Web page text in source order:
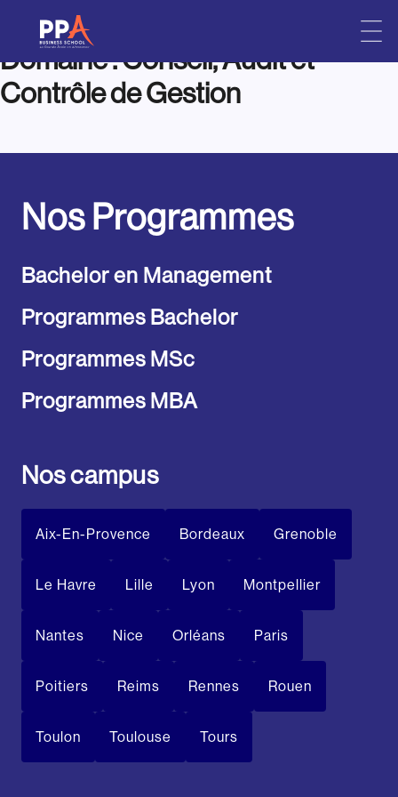
to
content
Domaine :Conseil, Audit et
Contrôle de Gestion
Nos Programmes
Bachelor en Management
Programmes Bachelor
Programmes MSc
Programmes MBA
Nos campus
Aix-En-Provence Bordeaux Grenoble
Le Havre Lille Lyon Montpellier
Nantes Nice Orléans Paris
Poitiers Reims Rennes Rouen
Toulon Toulouse Tours